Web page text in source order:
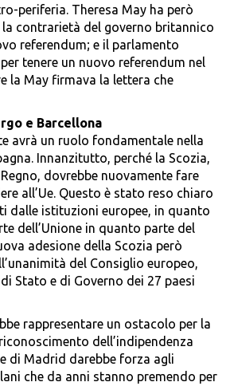
periferia. Theresa May ha però
contrarietà del governo britannico
referendum; e il parlamento
tenere un nuovo referendum nel
la May firmava la lettera che
e Barcellona
avrà un ruolo fondamentale nella
Innanzitutto, perché la Scozia,
dovrebbe nuovamente fare
all’Ue. Questo è stato reso chiaro
dalle istituzioni europee, in quanto
dell’Unione in quanto parte del
adesione della Scozia però
del Consiglio europeo,
Stato e di Governo dei 27 paesi
rappresentare un ostacolo per la
dell’indipendenza
di Madrid darebbe forza agli
che da anni stanno premendo per